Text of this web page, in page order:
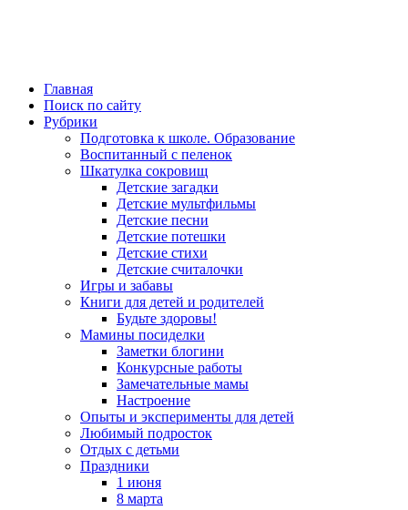
Главная
Поиск по сайту
Рубрики
Подготовка к школе. Образование
Воспитанный с пеленок
Шкатулка сокровищ
Детские загадки
Детские мультфильмы
Детские песни
Детские потешки
Детские стихи
Детские считалочки
Игры и забавы
Книги для детей и родителей
Будьте здоровы!
Мамины посиделки
Заметки блогини
Конкурсные работы
Замечательные мамы
Настроение
Опыты и эксперименты для детей
Любимый подросток
Отдых с детьми
Праздники
1 июня
8 марта